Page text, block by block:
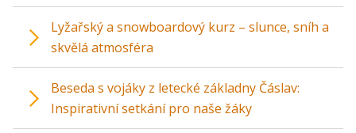
Lyžařský a snowboardový kurz – slunce, sníh a
skvělá atmosféra
Beseda s vojáky z letecké základny Čáslav:
Inspirativní setkání pro naše žáky